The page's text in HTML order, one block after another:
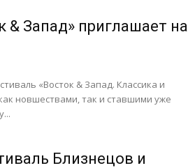
& Запад» приглашает на
«Восток & Запад. Классика и
новшествами, так и ставшими уже
Близнецов и